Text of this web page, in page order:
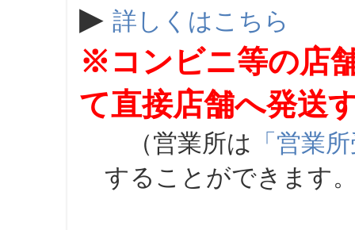
▶ 詳しくはこちら
※コンビニ等の店
て直接店舗へ発送
（営業所は 「営業
することができます